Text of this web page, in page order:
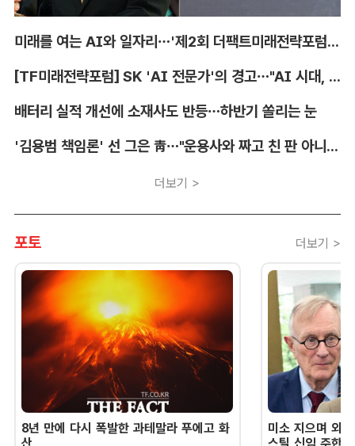
미래를 여는 AI와 일자리…'제2회 더팩트미래전략포럼' 참가 신청
[TF미래전략포럼] SK 'AI 전문가'의 경고…"AI 시대, 인재 격차 더 커진다"
배터리 실적 개선에 소재사도 반등…하반기 쏠리는 눈
'김용범 책임론' 선 그은 靑…"운용사와 짜고 친 판 아니냐" 의혹도
더보기 >
포토 더보기 >
8년 만에 다시 폭발한 과테말라 푸에고 화
산
미소 지으며 외
스틸 신임 주한